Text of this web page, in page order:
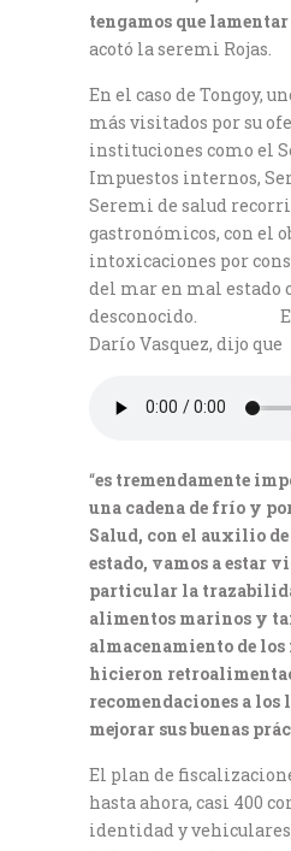
tengamos que
acotó la seremi Rojas.
En el caso de Tongoy,
más visitados por su
instituciones como el
Impuestos internos,
Seremi de salud
gastronómicos, con el
intoxicaciones por
del mar en mal estado
desconocido. El
Darío Vasquez, dijo que
“es tremendamente
una cadena de frío y
Salud, con el auxilio de
estado, vamos a estar
particular la
alimentos marinos y
almacenamiento de los
hicieron
recomendaciones a los
mejorar sus buenas
El plan de
hasta ahora, casi 400
identidad y